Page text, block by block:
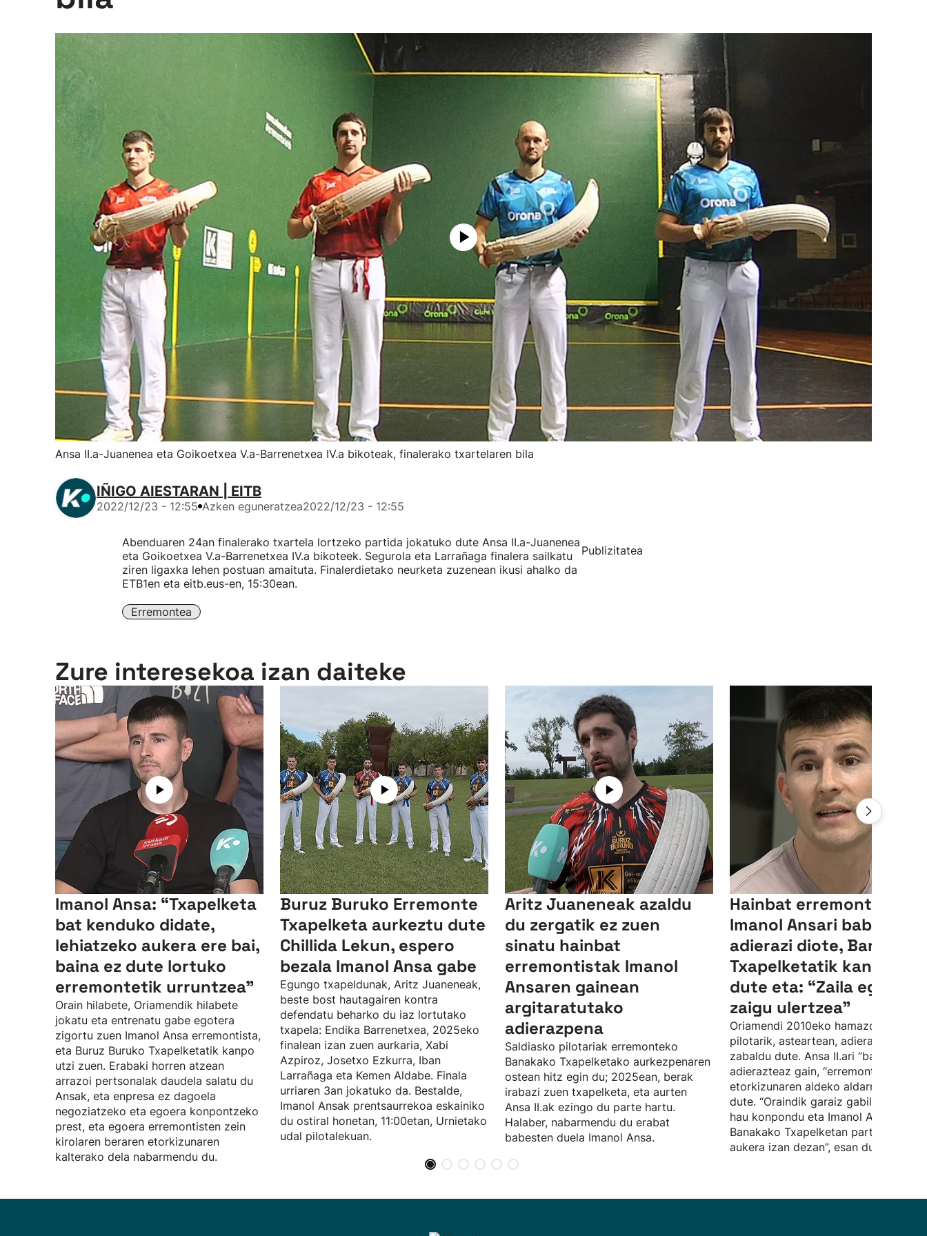
Ansa II.a-Juanenea eta Goikoetxea V.a-Barrenetxea IV.a bikoteak, finalerako txartelaren bila
IÑIGO AIESTARAN | EITB
2022/12/23 - 12:55 Azken eguneratzea2022/12/23 - 12:55
Abenduaren 24an finalerako txartela lortzeko partida jokatuko dute Ansa II.a-Juanenea
eta Goikoetxea V.a-Barrenetxea IV.a bikoteek. Segurola eta Larrañaga finalera sailkatu
ziren ligaxka lehen postuan amaituta. Finalerdietako neurketa zuzenean ikusi ahalko da
ETB1en eta eitb.eus-en, 15:30ean.
Erremontea
Publizitatea
Zure interesekoa izan daiteke
Imanol Ansa: “Txapelketa
bat kenduko didate,
lehiatzeko aukera ere bai,
baina ez dute lortuko
erremontetik urruntzea"
Orain hilabete, Oriamendik hilabete
jokatu eta entrenatu gabe egotera
zigortu zuen Imanol Ansa erremontista,
eta Buruz Buruko Txapelketatik kanpo
utzi zuen. Erabaki horren atzean
arrazoi pertsonalak daudela salatu du
Ansak, eta enpresa ez dagoela
negoziatzeko eta egoera konpontzeko
prest, eta egoera erremontisten zein
kirolaren beraren etorkizunaren
kalterako dela nabarmendu du.
Buruz Buruko Erremonte
Txapelketa aurkeztu dute
Chillida Lekun, espero
bezala Imanol Ansa gabe
Egungo txapeldunak, Aritz Juaneneak,
beste bost hautagairen kontra
defendatu beharko du iaz lortutako
txapela: Endika Barrenetxea, 2025eko
finalean izan zuen aurkaria, Xabi
Azpiroz, Josetxo Ezkurra, Iban
Larrañaga eta Kemen Aldabe. Finala
urriaren 3an jokatuko da. Bestalde,
Imanol Ansak prentsaurrekoa eskainiko
du ostiral honetan, 11:00etan, Urnietako
udal pilotalekuan.
Aritz Juaneneak azaldu
du zergatik ez zuen
sinatu hainbat
erremontistak Imanol
Ansaren gainean
argitaratutako
adierazpena
Saldiasko pilotariak erremonteko
Banakako Txapelketako aurkezpenaren
ostean hitz egin du; 2025ean, berak
irabazi zuen txapelketa, eta aurten
Ansa II.ak ezingo du parte hartu.
Halaber, nabarmendu du erabat
babesten duela Imanol Ansa.
Hainbat erremontistak
Imanol Ansari babesa
adierazi diote, Banakako
Txapelketatik kanpo utzi
dute eta: “Zaila egiten
zaigu ulertzea”
Oriamendi 2010eko hamazortzi
pilotarik, asteartean, adierazpena
zabaldu dute. Ansa II.ari “babes osoa”
adierazteaz gain, “erremontearen
etorkizunaren aldeko aldarria ere”
dute. “Oraindik garaiz gabiltza
hau konpondu eta Imanol Ansak
Banakako Txapelketan parte
aukera izan dezan”, esan dute.